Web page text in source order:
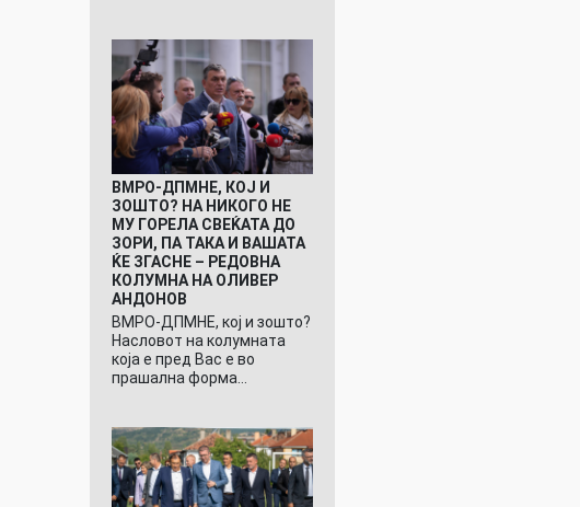
ВМРО-ДПМНЕ, КОЈ И
ЗОШТО? НА НИКОГО НЕ
МУ ГОРЕЛА СВЕЌАТА ДО
ЗОРИ, ПА ТАКА И ВАШАТА
ЌЕ ЗГАСНЕ – РЕДОВНА
КОЛУМНА НА ОЛИВЕР
АНДОНОВ
ВМРО-ДПМНЕ, кој и зошто?
Насловот на колумната
која е пред Вас е во
прашална форма…